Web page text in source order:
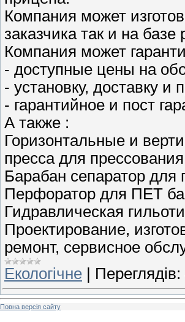
Компания может
заказчика так и на
Компания может
- доступные цены на
- установку, доставку
- гарантийное и пост
А также :
Горизонтальные и
пресса для
Барабан сепаратор для
Перфоратор для ПЕТ
Гидравлическая
Проектирование,
ремонт, сервисное
Екологічне
Переглядів:
Повна версія сайту